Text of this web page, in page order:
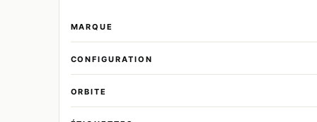
MARQUE
CONFIGURATION
ORBITE